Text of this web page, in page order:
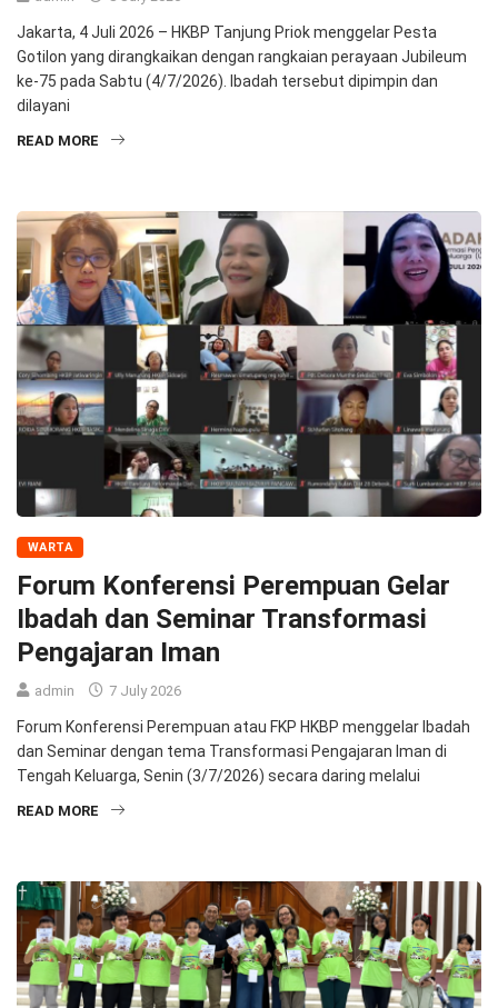
Jakarta, 4 Juli 2026 – HKBP Tanjung Priok menggelar Pesta
Gotilon yang dirangkaikan dengan rangkaian perayaan Jubileum
ke-75 pada Sabtu (4/7/2026). Ibadah tersebut dipimpin dan
dilayani
READ MORE
WARTA
Forum Konferensi Perempuan Gelar
Ibadah dan Seminar Transformasi
Pengajaran Iman
admin 7 July 2026
Forum Konferensi Perempuan atau FKP HKBP menggelar Ibadah
dan Seminar dengan tema Transformasi Pengajaran Iman di
Tengah Keluarga, Senin (3/7/2026) secara daring melalui
READ MORE